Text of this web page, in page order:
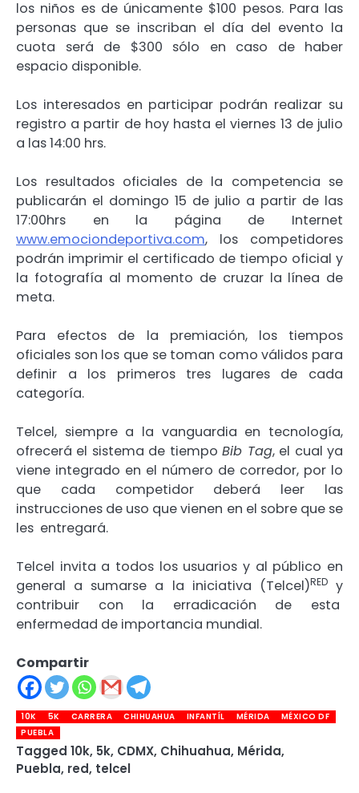
los niños es de únicamente $100 pesos. Para las
personas que se inscriban el día del evento la
cuota será de $300 sólo en caso de haber
espacio disponible.
Los interesados en participar podrán realizar su
registro a partir de hoy hasta el viernes 13 de julio
a las 14:00 hrs.
Los resultados oficiales de la competencia se
publicarán el domingo 15 de julio a partir de las
17:00hrs en la página de Internet
www.emociondeportiva.com, los competidores
podrán imprimir el certificado de tiempo oficial y
la fotografía al momento de cruzar la línea de
meta.
Para efectos de la premiación, los tiempos
oficiales son los que se toman como válidos para
definir a los primeros tres lugares de cada
categoría.
Telcel, siempre a la vanguardia en tecnología,
ofrecerá el sistema de tiempoBib Tag, el cual ya
viene integrado en el número de corredor, por lo
que cada competidor deberá leer las
instrucciones de uso que vienen en el sobre que se
les entregará.
Telcel invita a todos los usuarios y al público en
general a sumarse a la iniciativa (Telcel)REDy
contribuir con la erradicación de esta
enfermedad de importancia mundial.
Compartir
10K 5K CARRERA CHIHUAHUA INFANTÍL MÉRIDA
MÉXICO DF
PUEBLA
Tagged 10k, 5k, CDMX, Chihuahua, Mérida,
Puebla, red, telcel